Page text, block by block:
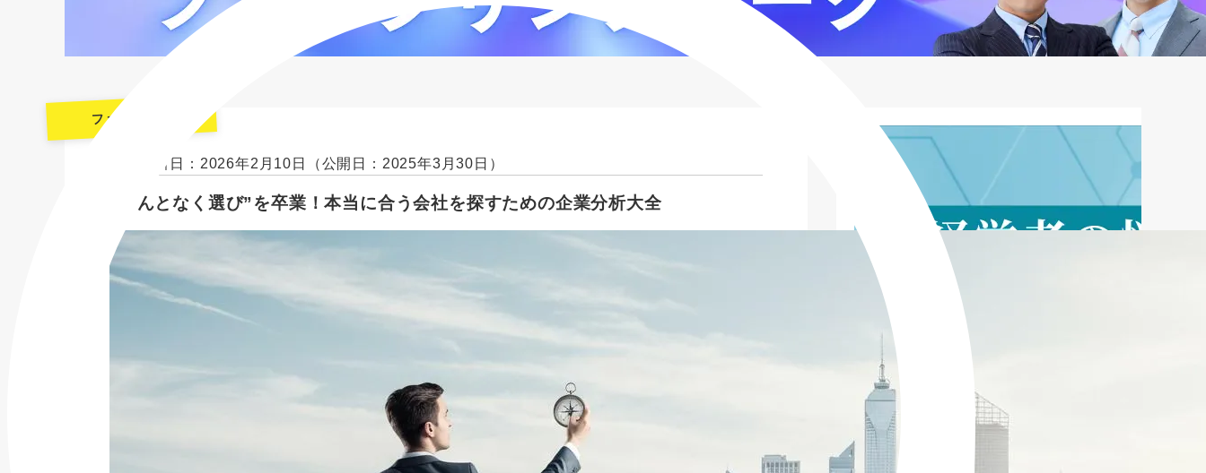
ファイナンス
最終更新日：2026年2月10日 （公開日：2025年3月30日）
“なんとなく選び”を卒業！本当に合う会社を探すための企業分析大全